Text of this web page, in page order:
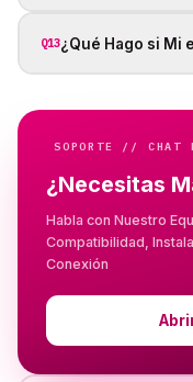
Q13¿Qué Hago si Mi
SOPORTE //
¿Necesitas
Habla con Nuestro
Compatibilidad,
Conexión